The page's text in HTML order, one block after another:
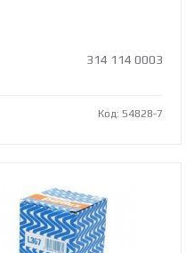
314 114 0003
Код: 54828-7